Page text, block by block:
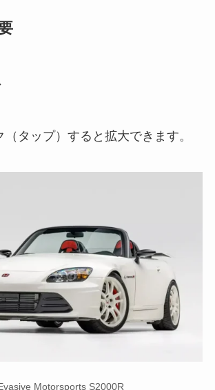
タップ）すると拡大できます。
Motorsports S2000R